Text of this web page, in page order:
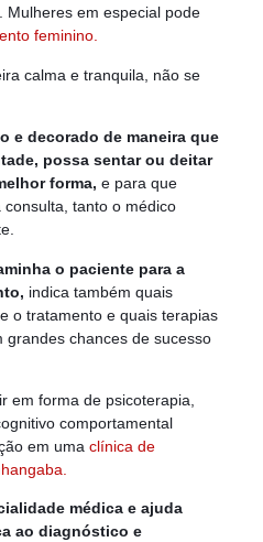
Mulheres em especial pode
feminino.
calma e tranquila, não se
e decorado de maneira que
possa sentar ou deitar
forma, e para que
tanto o médico
o paciente para a
indica também quais
o tratamento e quais terapias
chances de sucesso
em forma de psicoterapia,
comportamental
em uma clínica de
médica e ajuda
ao diagnóstico e